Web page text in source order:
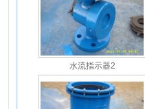
水流指示器2